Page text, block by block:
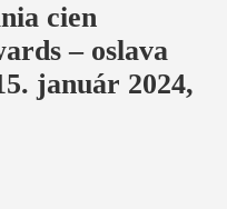
cien
– oslava
január 2024,